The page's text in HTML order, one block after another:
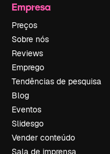
Empresa
Preços
Sobre nós
Reviews
Emprego
Tendências de pesquisa
Blog
Eventos
Slidesgo
Vender conteúdo
Sala de imprensa